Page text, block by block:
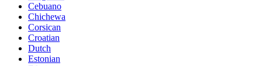
Cebuano
Chichewa
Corsican
Croatian
Dutch
Estonian